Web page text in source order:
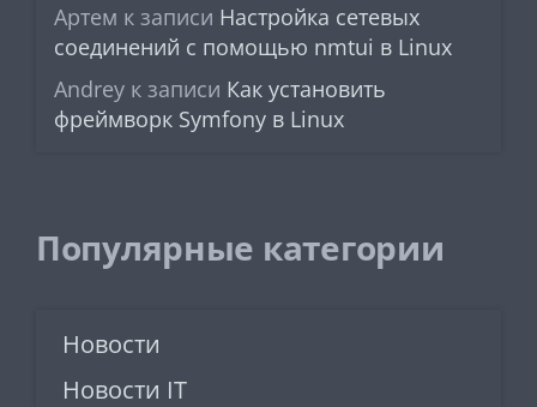
Артем к записи Настройка сетевых
соединений с помощью nmtui в Linux
Andrey к записи Как установить
фреймворк Symfony в Linux
Популярные категории
Новости
Новости IT